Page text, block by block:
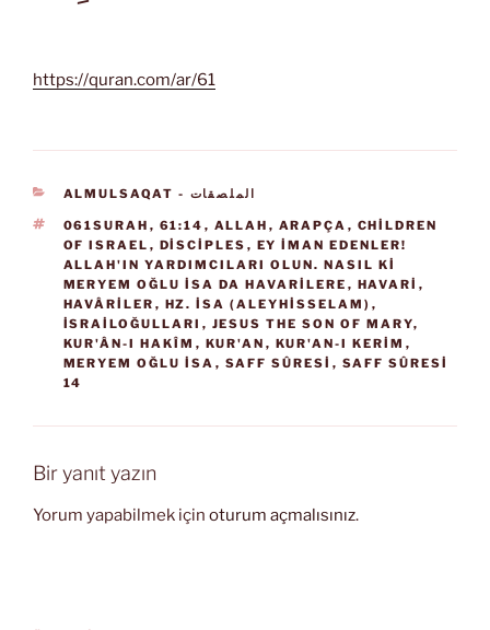
https://quran.com/ar/61
KATEGORILER
ALMULSAQAT - الملصقات
ETIKETLER
061SURAH , 61:14 , ALLAH , ARAPÇA , CHILDREN
OF ISRAEL , DISCIPLES , EY IMAN EDENLER!
ALLAH'IN YARDIMCILARI OLUN. NASIL KI
MERYEM OĞLU İSA DA HAVARILERE , HAVARI ,
HAVÂRILER , HZ. İSA (ALEYHISSELAM) ,
İSRAILOĞULLARI , JESUS THE SON OF MARY,
KUR'ÂN-I HAKÎM , KUR'AN , KUR'AN-I KERIM ,
MERYEM OĞLU İSA , SAFF SÛRESI , SAFF SÛRESI
14
Bir yanıt yazın
Yorum yapabilmek için oturum açmalısınız.
Yazı